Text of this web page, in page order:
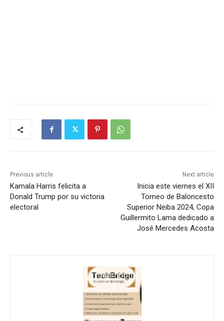
Previous article
Kamala Harris felicita a
Donald Trump por su victoria
electoral
Next article
Inicia este viernes el XII
Torneo de Baloncesto
Superior Neiba 2024, Copa
Guillermito Lama dedicado a
José Mercedes Acosta